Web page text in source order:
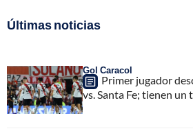
Últimas noticias
Gol Caracol
Primer jugador
vs. Santa Fe; tienen un